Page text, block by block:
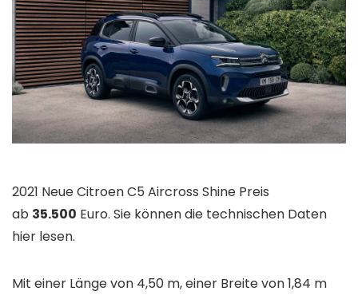
2021 Neue Citroen C5 Aircross Shine Preis
ab 35.500 Euro. Sie können die technischen Daten
hier lesen.
Mit einer Länge von 4,50 m, einer Breite von 1,84 m